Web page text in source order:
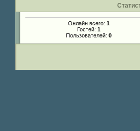
Онлайн всего: 1
Гостей: 1
Пользователей: 0